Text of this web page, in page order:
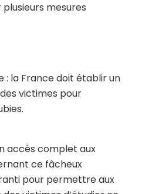
mesures
: la France doit établir un
victimes pour
accès complet aux
ce fâcheux
pour permettre aux